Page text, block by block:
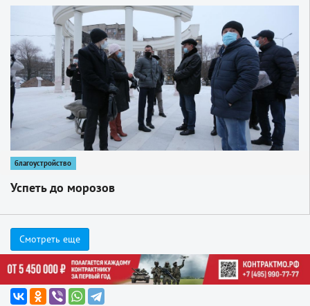
благоустройство
Успеть до морозов
Смотреть еще